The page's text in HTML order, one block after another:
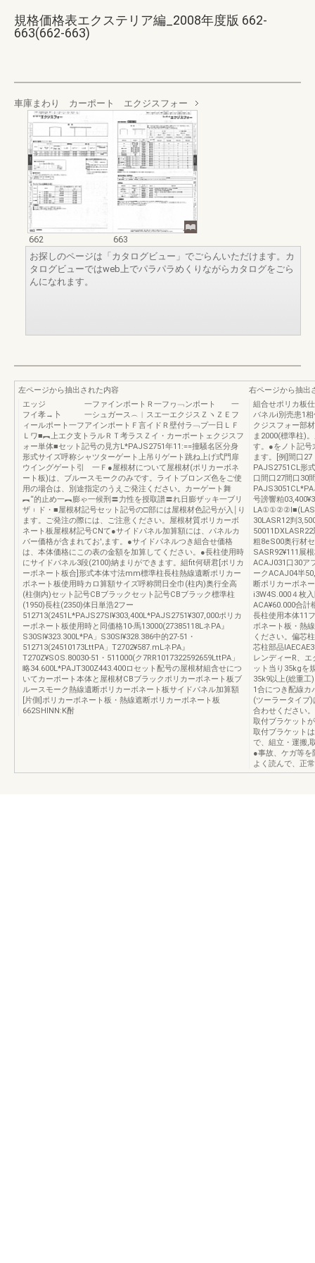
規格価格表エクステリア編_2008年度版 662-
663(662-663)
車庫まわり カーポート エクジスフォー
662
663
お探しのページは「カタログビュー」でごらんいただけます。カ
タログビューではweb上でパラパラめくりながらカタログをごら
んになれます。
左ページから抽出された内容
エッジ 一ファインポートＲ一フヮ﹁ンポート 一
フイ孝→卜 一シュガース︵︱スエ一エクジスＺヽＺＥフ
ィールポート一フアインポートＦ言イドＲ壁付ラ﹁プ一日ＬＦ
Ｌワ■︻上エク支トラルＲＴ考ラスＺイ・カーポートェクジスフ
ォー単体■セット記号の見方L*PAJS2751年11:==撞騒名区分身
形式サイズ呼称シャツターゲート上吊りゲート跳ね上げ式門扉
ウイングゲート引 一Ｆ●屋根材について屋根材(ポリカーボネ
ート板)は、ブルースモークのみです。ライトブロンズ色をご使
用の場合は、別途指定のうえご発注ください。カーゲート舞
︻“的止め一︻膨ゃ一候刑〓力性を授取譜〓れ日膨ザッキ一ブリ
ザ︲ド・■屋根材記号セット記号の□部には屋根材色記号が入￨り
ます。ご発注の際には、ご注意ください。屋根材質ポリカーボ
ネート板屋根材記号CNて●サイドパネル加算額には、パネルカ
バー価格が含まれてお',ます。●サイドパネルつき組合せ価格
は、本体価格にこの表の金額を加算してください。●長柱使用時
にサイドパネル3段(2100)納まりができます。組fit何研君[ポリカ
ーボネート板合]形式本体寸法mm標準柱長柱熱線遺断ポリカー
ボネート板使用時カロ算額サイズ呼称間日全巾(柱内)奥行全高
(柱側内)セット記号CBブラックセット記号CBブラック標準柱
(1950)長柱(2350)体日単浩2フー
512713(2451L*PAJS27Sl¥303,400L*PAJS2751¥307,000ポリカ
ーボネート板使用時と同価格10-馬13000(27385118LネPA』
S30Sl¥323.300L*PA」S30Sl¥328.386中的27-51・
512713(24510173LttPA」T2702¥587.mLネPA』
T270Z¥SOS.80030-51・511000(ク7RR1017322592659LttPA」
略34.600L*PAJT300Z443.400ロセット配号の屋根材組含せにつ
いてカーポート本体と屋根材CBブラックポリカーボネート板ブ
ルースモーク熱線遺断ポリカーボネート板サイドパネル加算額
[片側]ポリカーボネート板・熱線遮断ポリカーボネート板
662SHINN:K酎
右ページから抽出
組合せポリカ板
バネルi別売患1
クジスフォー部
ま2000(標準柱)
す。●をノト記号
ます。[例]間口
PAJS2751CL形
口間口27間口30
号謗響粕
30LASR12判
粗8eS00奥行材
SASR92¥111展
ACAJ031口30ア
ークACAJ04半
断ポリカーボネ
i3W4S.000４枚
ACA¥60.000合計
長柱使用本体11
ボネート板・熱
ください。偏芯
芯柱部品
レンディーR、
ット当り35kgを
35k9以上(総重工
1合につき配線カ
(ツーラータイプ
合わせください
取付ブラケット
取付ブラケット
で、組立・運搬,
●事故、ケガ等を
よく読んで、正